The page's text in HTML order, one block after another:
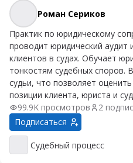
Роман Сериков
Роман Сериков
Практик по юридическому
проводит юридический
клиентов в судах. Обучает
тонкостям судебных
судьи, что позволяет
позиции клиента, юриста и
99.9K просмотров
2
Подписаться
Судебный процесс
Судебный процесс